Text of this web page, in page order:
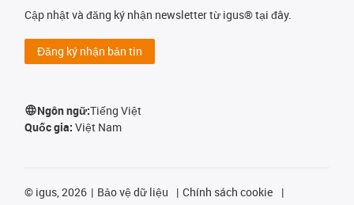
Cập nhật và đăng ký nhận newsletter từ igus® tại đây.
Đăng ký nhận bản tin
Ngôn ngữ:Tiếng Việt
Quốc gia: Việt Nam
© igus, 2026 Bảo vệ dữ liệu
Chính sách cookie